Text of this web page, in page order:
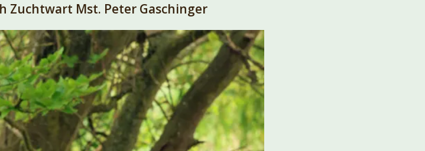
Zuchtwart Mst. Peter Gaschinger